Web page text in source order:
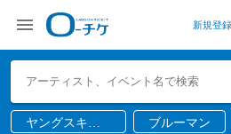
新規登録
ヤングスキニ
ブルーマン